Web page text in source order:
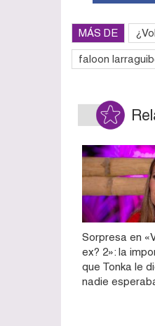
MÁS DE
faloon
Sorpresa en
ex? 2»: la
que Tonka le
nadie